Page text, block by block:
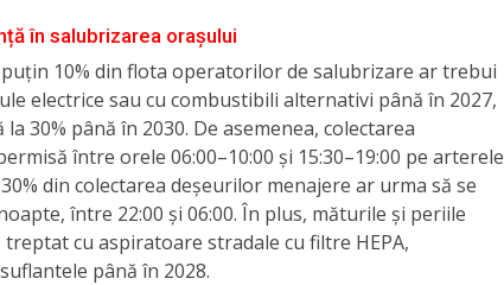
în salubrizarea orașului
10% din flota operatorilor de salubrizare ar trebui
electrice sau cu combustibili alternativi până în 2027,
30% până în 2030. De asemenea, colectarea
între orele 06:00–10:00 și 15:30–19:00 pe arterele
din colectarea deșeurilor menajere ar urma să se
între 22:00 și 06:00. În plus, măturile și periile
cu aspiratoare stradale cu filtre HEPA,
până în 2028.